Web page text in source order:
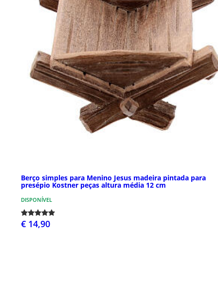
Berço simples para Menino Jesus madeira pintada para
presépio Kostner peças altura média 12 cm
DISPONÍVEL
€ 14,90